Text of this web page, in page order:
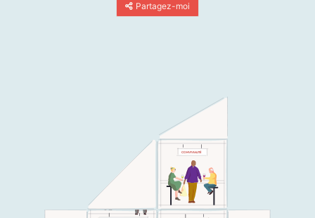
Partagez-moi
CONVIVIALITÉ